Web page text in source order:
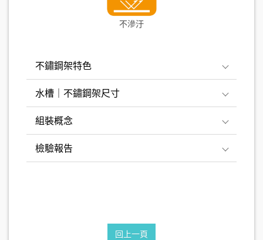
不滲汙
不鏽鋼架特色
水槽｜不鏽鋼架尺寸
組裝概念
檢驗報告
回上一頁